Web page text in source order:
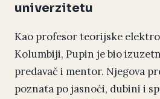
univerzitetu
Kao profesor teorijske
Kolumbiji, Pupin je bio
predavač i mentor. Njegova
poznata po jasnoći, dubini i